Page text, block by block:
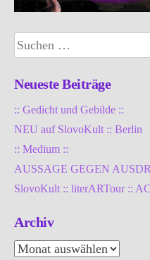
Suchen
nach:
Neueste Beiträge
:: Gedicht und Gebilde ::
NEU auf SlovoKult :: Berlin
:: Medium ::
AUSSAGE GEGEN
SlovoKult :: literARTour ::
Archiv
Archiv